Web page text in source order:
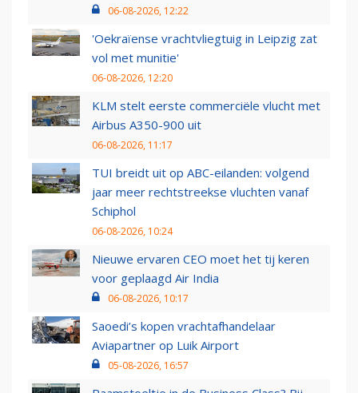
06-08-2026, 12:22
'Oekraïense vrachtvliegtuig in Leipzig zat
vol met munitie'
06-08-2026, 12:20
KLM stelt eerste commerciële vlucht met
Airbus A350-900 uit
06-08-2026, 11:17
TUI breidt uit op ABC-eilanden: volgend
jaar meer rechtstreekse vluchten vanaf
Schiphol
06-08-2026, 10:24
Nieuwe ervaren CEO moet het tij keren
voor geplaagd Air India
06-08-2026, 10:17
Saoedi’s kopen vrachtafhandelaar
Aviapartner op Luik Airport
05-08-2026, 16:57